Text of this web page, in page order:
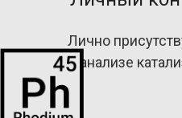
Лично
анализе